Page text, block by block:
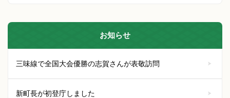
お知らせ
三味線で全国大会優勝の志賀さんが表敬訪問
新町長が初登庁しました